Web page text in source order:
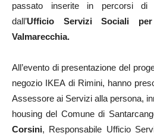
passato inserite in percorsi di
dall’Ufficio Servizi Sociali
Valmarecchia.
All’evento di presentazione del
negozio IKEA di Rimini, hanno
Assessore ai Servizi alla persona,
housing del Comune di
Corsini, Responsabile Ufficio